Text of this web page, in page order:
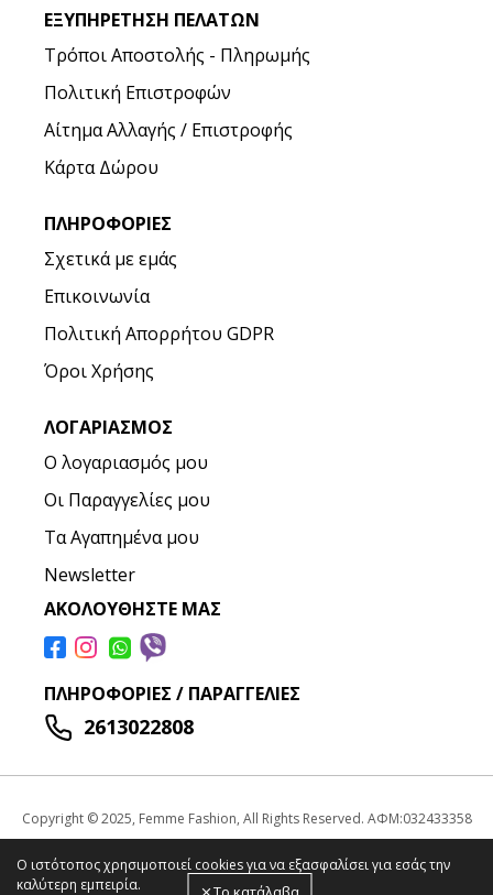
ΕΞΥΠΗΡΈΤΗΣΗ ΠΕΛΑΤΏΝ
Τρόποι Αποστολής - Πληρωμής
Πολιτική Επιστροφών
Αίτημα Αλλαγής / Επιστροφής
Κάρτα Δώρου
ΠΛΗΡΟΦΟΡΊΕΣ
Σχετικά με εμάς
Επικοινωνία
Πολιτική Απορρήτου GDPR
Όροι Χρήσης
ΛΟΓΑΡΙΑΣΜΌΣ
Ο λογαριασμός μου
Οι Παραγγελίες μου
Τα Αγαπημένα μου
Newsletter
ΑΚΟΛΟΥΘΉΣΤΕ ΜΑΣ
ΠΛΗΡΟΦΟΡΊΕΣ / ΠΑΡΑΓΓΕΛΊΕΣ
2613022808
Copyright © 2025, Femme Fashion, All Rights Reserved. ΑΦΜ:032433358
Ο ιστότοπος χρησιμοποιεί cookies για να εξασφαλίσει για εσάς την
καλύτερη εμπειρία.